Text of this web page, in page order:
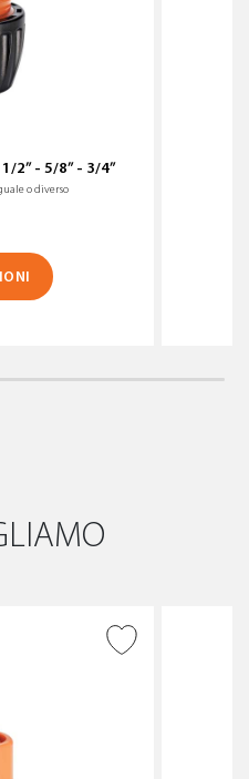
1/2” - 5/8” - 3/4”
o diverso